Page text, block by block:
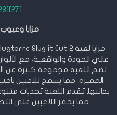
[27]
[28]
مزايا وعيوب
عالي الجودة والواقعية، مع
تضم اللعبة مجموعة كبيرة من
المميزة، مما يسمح للاعبين
بجانبها. تقدم اللعبة تحديات
مما يحفز اللاعبين على